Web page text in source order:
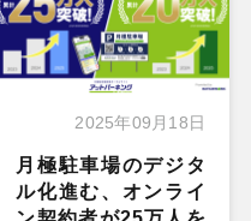
2025年09月18日
月極駐車場のデジタ
ル化進む、オンライ